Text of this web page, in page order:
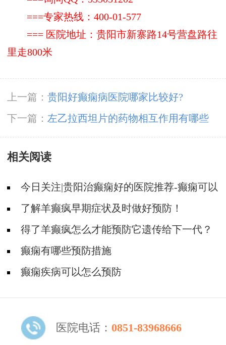
===专家热线：400-01-577
=== 医院地址：贵阳市新寨路14号营盘路往
里走800米
上一篇： 贵阳好癫痫病医院哪家比较好?
下一篇： 左乙拉西坦片的药物相互作用有哪些
相关阅读
今日关注|贵阳治癫痫好的医院推荐-癫痫可以
从哪些方面进行预防？
了解羊癫疯早期症状及时做好预防！
得了羊癫疯怎么才能预防它遗传给下一代？
癫痫有哪些预防措施
癫痫疾病可以怎么预防
医院电话： 0851-83968666